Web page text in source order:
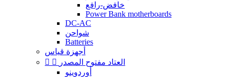
خافض-رافع
Power Bank motherboards
DC-AC
شواحن
Batteries
أجهزة قياس
 
العتاد مفتوح المصدر
أوردوينو